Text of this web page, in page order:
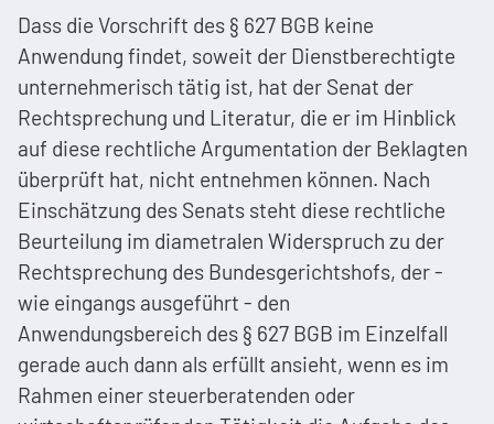
Dass die Vorschrift des § 627 BGB keine
Anwendung findet, soweit der Dienstberechtigte
unternehmerisch tätig ist, hat der Senat der
Rechtsprechung und Literatur, die er im Hinblick
auf diese rechtliche Argumentation der Beklagten
überprüft hat, nicht entnehmen können. Nach
Einschätzung des Senats steht diese rechtliche
Beurteilung im diametralen Widerspruch zu der
Rechtsprechung des Bundesgerichtshofs, der -
wie eingangs ausgeführt - den
Anwendungsbereich des § 627 BGB im Einzelfall
gerade auch dann als erfüllt ansieht, wenn es im
Rahmen einer steuerberatenden oder